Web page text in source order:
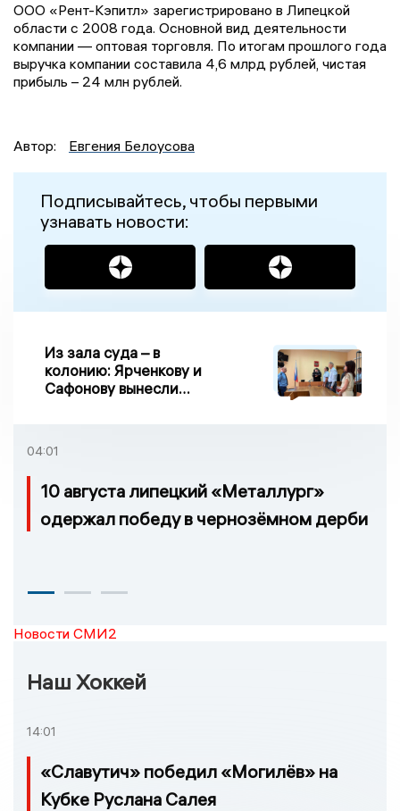
ООО «Рент-Кэпитл» зарегистрировано в Липецкой
области с 2008 года. Основной вид деятельности
компании — оптовая торговля. По итогам прошлого года
выручка компании составила 4,6 млрд рублей, чистая
прибыль – 24 млн рублей.
Автор: Евгения Белоусова
Подписывайтесь, чтобы первыми
узнавать новости:
Из зала суда – в
колонию: Ярченкову и
Сафонову вынесли
04:01
10 августа липецкий «Металлург»
одержал победу в чернозёмном дерби
Новости СМИ2
Наш Хоккей
14:01
«Славутич» победил «Могилёв» на
Кубке Руслана Салея